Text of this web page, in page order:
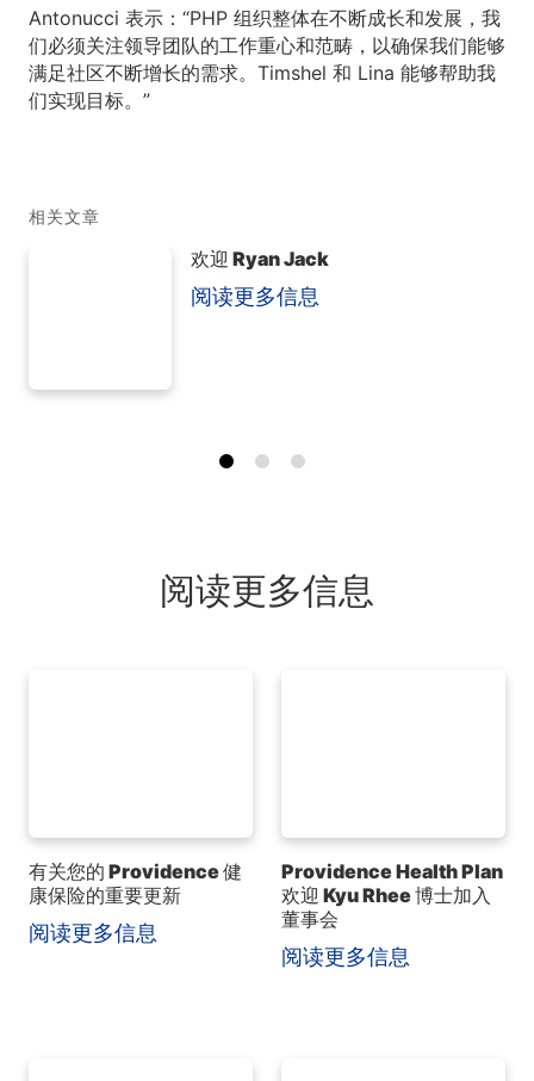
Antonucci 表示：“PHP 组织整体在不断成长和发展，我
们必须关注领导团队的工作重心和范畴，以确保我们能够
满足社区不断增长的需求。Timshel 和 Lina 能够帮助我
们实现目标。”
相关文章
欢迎 Ryan Jack
阅读更多信息
阅读更多信息
有关您的 Providence 健
康保险的重要更新
阅读更多信息
Providence Health Plan
欢迎 Kyu Rhee 博士加入
董事会
阅读更多信息